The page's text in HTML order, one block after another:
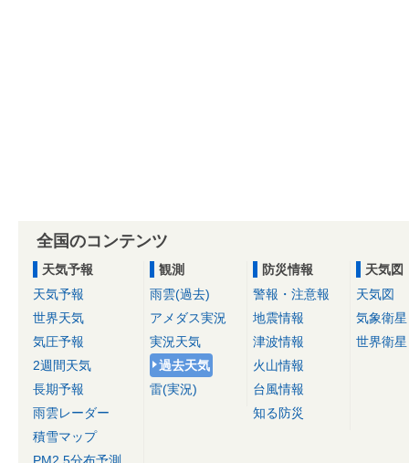
全国のコンテンツ
天気予報
天気予報
世界天気
気圧予報
2週間天気
長期予報
雨雲レーダー
積雪マップ
観測
雨雲(過去)
アメダス実況
実況天気
過去天気
雷(実況)
防災情報
警報・注意報
地震情報
津波情報
火山情報
台風情報
知る防災
天気図
天気図
気象衛星
世界衛星